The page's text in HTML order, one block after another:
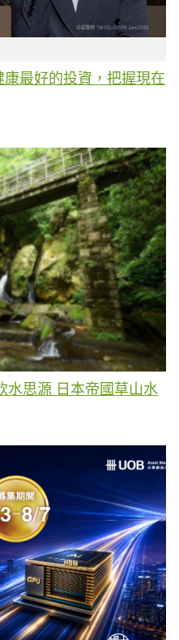
最好的投資，把握現在
水思源 日本帝國草山水